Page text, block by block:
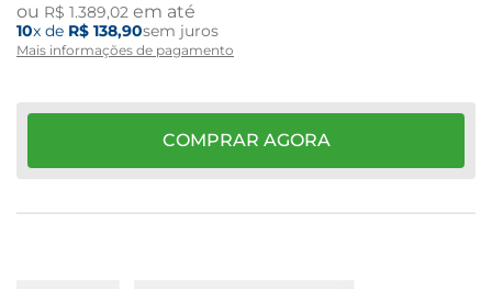
ou R$ 1.389,02 em até
10x de R$ 138,90sem juros
Mais informações de pagamento
COMPRAR AGORA